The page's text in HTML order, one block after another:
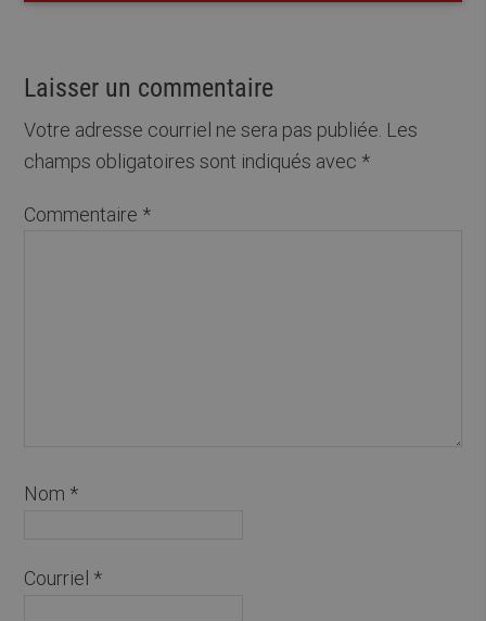
Laisser un commentaire
Votre adresse courriel ne sera pas publiée. Les
champs obligatoires sont indiqués avec *
Commentaire *
Nom *
Courriel *